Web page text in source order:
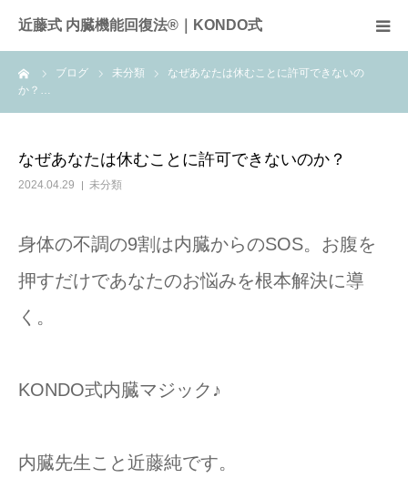
近藤式 内臓機能回復法®｜KONDO式
ブログ 未分類
なぜあなたは休むことに許可できないの
か？…
なぜあなたは休むことに許可できないのか？
2024.04.29 未分類
身体の不調の9割は内臓からのSOS。お腹を
押すだけであなたのお悩みを根本解決に導
く。
KONDO式内臓マジック♪
内臓先生こと近藤純です。
近藤式内臓機能回復法とは
施術料金
サロンのご案内
全国のサロン
頭痛